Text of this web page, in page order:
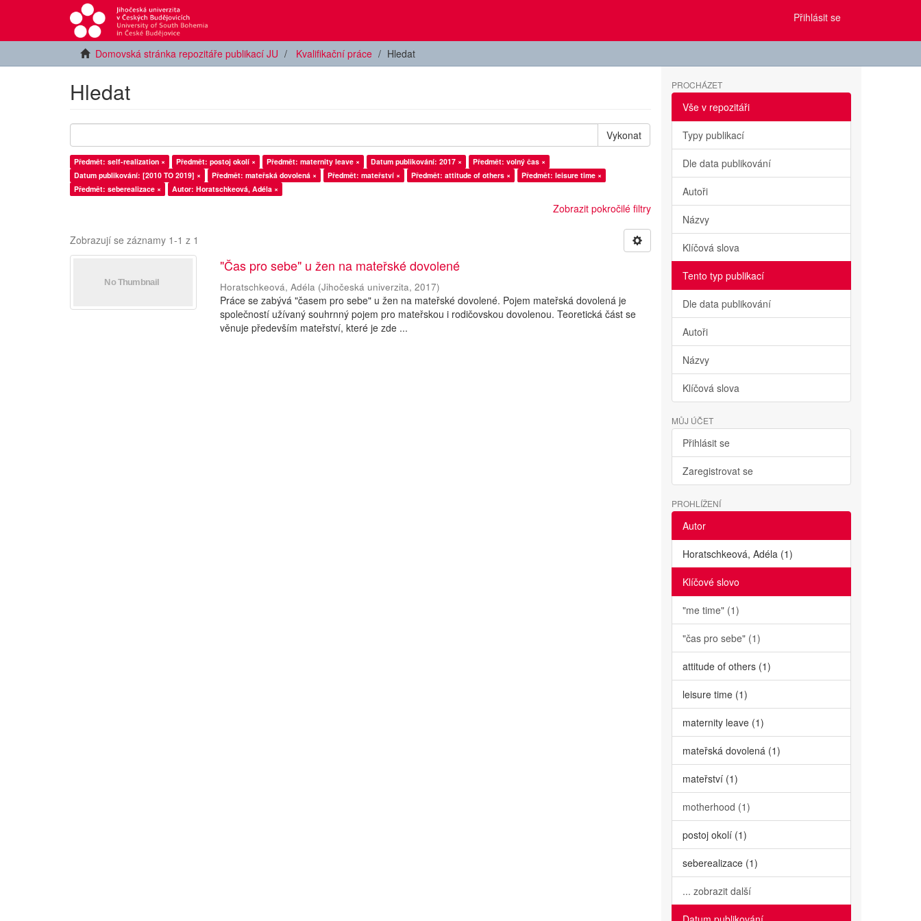
Přihlásit se
Domovská stránka repozitáře publikací JU Kvalifikační práce Hledat
Hledat
Vykonat
Předmět: self-realization × Předmět: postoj okolí × Předmět: maternity leave × Datum publikování: 2017 ×
Předmět: volný čas ×
Datum publikování: [2010 TO 2019] ×
Předmět: mateřská dovolená × Předmět: mateřství × Předmět: attitude of others ×
Předmět: leisure time ×
Předmět: seberealizace ×
Autor: Horatschkeová, Adéla ×
Zobrazit pokročilé filtry
Zobrazují se záznamy 1-1 z 1
"Čas pro sebe" u žen na mateřské dovolené
Horatschkeová, Adéla (Jihočeská univerzita,2017)
Práce se zabývá "časem pro sebe" u žen na mateřské dovolené. Pojem mateřská dovolená je
společností užívaný souhrnný pojem pro mateřskou i rodičovskou dovolenou. Teoretická část se
věnuje především mateřství, které je zde ...
PROCHÁZET
Vše v repozitáři
Typy publikací
Dle data publikování
Autoři
Názvy
Klíčová slova
Tento typ publikací
Dle data publikování
Autoři
Názvy
Klíčová slova
MŮJ ÚČET
Přihlásit se
Zaregistrovat se
PROHLÍŽENÍ
Autor
Horatschkeová, Adéla (1)
Klíčové slovo
"me time" (1)
"čas pro sebe" (1)
attitude of others (1)
leisure time (1)
maternity leave (1)
mateřská dovolená (1)
mateřství (1)
motherhood (1)
postoj okolí (1)
seberealizace (1)
... zobrazit další